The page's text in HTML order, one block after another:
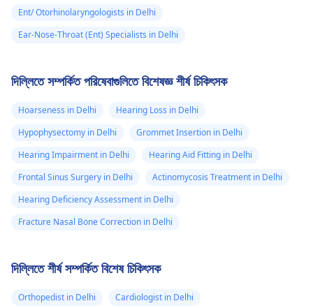
Ent/ Otorhinolaryngologists in Delhi
Ear-Nose-Throat (Ent) Specialists in Delhi
দিল্লিতে সম্পর্কিত পরিষেবাগুলিতে বিশেষজ্ঞ শীর্ষ চিকিৎসক
Hoarseness in Delhi
Hearing Loss in Delhi
Hypophysectomy in Delhi
Grommet Insertion in Delhi
Hearing Impairment in Delhi
Hearing Aid Fitting in Delhi
Frontal Sinus Surgery in Delhi
Actinomycosis Treatment in Delhi
Hearing Deficiency Assessment in Delhi
Fracture Nasal Bone Correction in Delhi
দিল্লিতে শীর্ষ সম্পর্কিত বিশেষ চিকিৎসক
Orthopedist in Delhi
Cardiologist in Delhi